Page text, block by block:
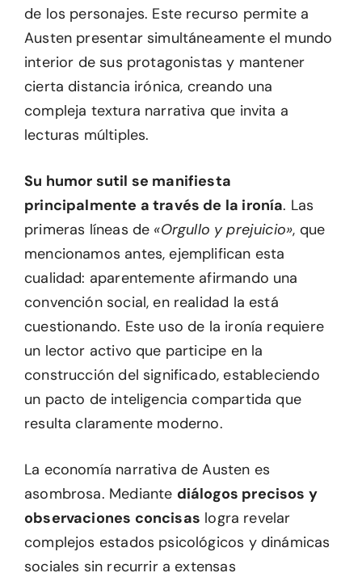
de los personajes. Este recurso permite a
Austen presentar simultáneamente el mundo
interior de sus protagonistas y mantener
cierta distancia irónica, creando una
compleja textura narrativa que invita a
lecturas múltiples.
Su humor sutil se manifiesta
principalmente a través de la ironía. Las
primeras líneas de «Orgullo y prejuicio», que
mencionamos antes, ejemplifican esta
cualidad: aparentemente afirmando una
convención social, en realidad la está
cuestionando. Este uso de la ironía requiere
un lector activo que participe en la
construcción del significado, estableciendo
un pacto de inteligencia compartida que
resulta claramente moderno.
La economía narrativa de Austen es
asombrosa. Mediante diálogos precisos y
observaciones concisas logra revelar
complejos estados psicológicos y dinámicas
sociales sin recurrir a extensas